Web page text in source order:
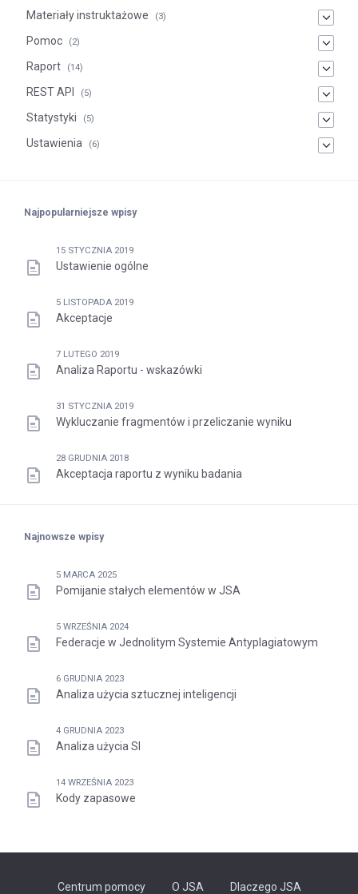
Materiały instruktażowe (3)
Pomoc (2)
Raport (14)
REST API (5)
Statystyki (5)
Ustawienia (6)
Najpopularniejsze wpisy
15 STYCZNIA 2019
Ustawienie ogólne
5 LISTOPADA 2019
Akceptacje
7 LUTEGO 2019
Analiza Raportu - wskazówki
31 STYCZNIA 2019
Wykluczanie fragmentów i przeliczanie wyniku
28 GRUDNIA 2018
Akceptacja raportu z wyniku badania
Najnowsze wpisy
5 MARCA 2025
Pomijanie stałych elementów w JSA
5 WRZEŚNIA 2024
Federacje w Jednolitym Systemie Antyplagiatowym
6 GRUDNIA 2023
Analiza użycia sztucznej inteligencji
4 GRUDNIA 2023
Analiza użycia SI
14 WRZEŚNIA 2023
Kody zapasowe
Centrum pomocy O JSA
Dlaczego JSA